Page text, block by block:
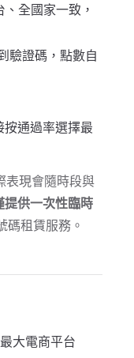
、全國家一致，
驗證碼，點數自
按通過率選擇最
現會隨時段與
提供一次性臨時
碼租賃服務。
大電商平台